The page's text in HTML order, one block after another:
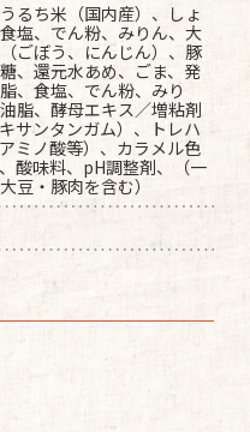
るち米（国内産）、しょ
塩、でん粉、みりん、大
ごぼう、にんじん）、豚
、還元水あめ、ごま、発
、食塩、でん粉、みり
脂、酵母エキス／増粘剤
サンタンガム）、トレハ
ミノ酸等）、カラメル色
酸味料、pH調整剤、（一
豆・豚肉を含む）